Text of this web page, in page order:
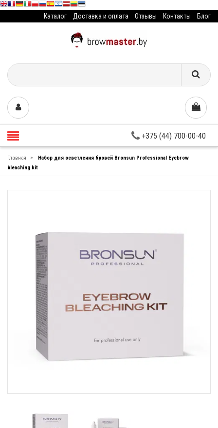
Каталог Доставка и оплата Отзывы Контакты Блог
+375 (44) 700-00-40
Главная »
Набор для осветления бровей Bronsun Professional Eyebrow
bleaching kit